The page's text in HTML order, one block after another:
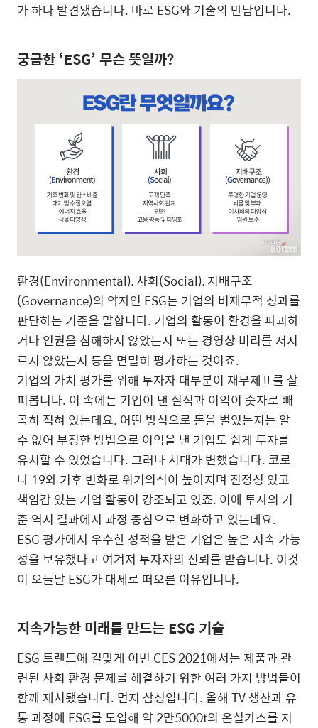
가 하나 발견됐습니다. 바로 ESG와 기술의 만남입니다.
궁금한 ‘ESG’ 무슨 뜻일까?
환경(Environmental), 사회(Social), 지배구조
(Governance)의 약자인 ESG는 기업의 비재무적 성과를
판단하는 기준을 말합니다. 기업의 활동이 환경을 파괴하
거나 인권을 침해하지 않았는지 또는 경영상 비리를 저지
르지 않았는지 등을 면밀히 평가하는 것이죠.
기업의 가치 평가를 위해 투자자 대부분이 재무제표를 살
펴봅니다. 이 속에는 기업이 낸 실적과 이익이 숫자로 빼
곡히 적혀 있는데요. 어떤 방식으로 돈을 벌었는지는 알
수 없어 부정한 방법으로 이익을 낸 기업도 쉽게 투자를
유치할 수 있었습니다. 그러나 시대가 변했습니다. 코로
나 19와 기후 변화로 위기의식이 높아지며 진정성 있고
책임감 있는 기업 활동이 강조되고 있죠. 이에 투자의 기
준 역시 결과에서 과정 중심으로 변화하고 있는데요.
ESG 평가에서 우수한 성적을 받은 기업은 높은 지속 가능
성을 보유했다고 여겨져 투자자의 신뢰를 받습니다. 이것
이 오늘날 ESG가 대세로 떠오른 이유입니다.
지속가능한 미래를 만드는 ESG 기술
ESG 트렌드에 걸맞게 이번 CES 2021에서는 제품과 관
련된 사회 환경 문제를 해결하기 위한 여러 가지 방법들이
함께 제시됐습니다. 먼저 삼성입니다. 올해 TV 생산과 유
통 과정에 ESG를 도입해 약 2만5000t의 온실가스를 저